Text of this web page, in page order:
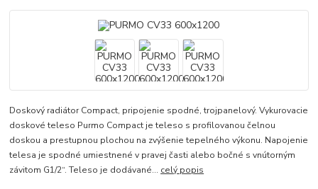
Doskový radiátor Compact, pripojenie spodné, trojpanelový. Vykurovacie
doskové teleso Purmo Compact je teleso s profilovanou čelnou
doskou a prestupnou plochou na zvýšenie tepelného výkonu. Napojenie
telesa je spodné umiestnené v pravej časti alebo bočné s vnútorným
závitom G1/2“. Teleso je dodávané... celý popis